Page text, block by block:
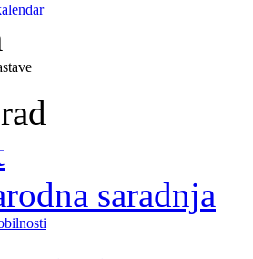
saradnja